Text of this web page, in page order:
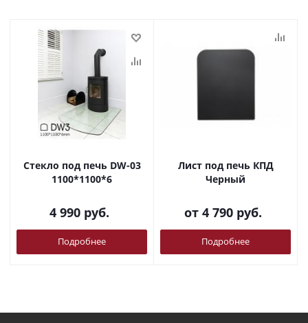
Стекло под печь DW-03
1100*1100*6
4 990 руб.
Подробнее
Лист под печь КПД
Черный
от 4 790 руб.
Подробнее